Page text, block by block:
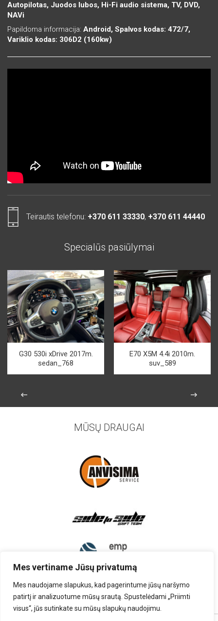
Mes vertiname Jūsų privatumą
Mes naudojame slapukus, kad pagerintume jūsų naršymo
patirtį ir analizuotume mūsų srautą. Spustelėdami „Priimti
visus“, jūs sutinkate su mūsų slapukų naudojimu.
Autopilotas, Juodos lubos, Hi-Fi audio sistema, TV, DVD,
NAVi
Papildoma informacija: Android, Spalvos kodas: 472/7,
Variklio kodas: 306D2 (160kw)
Teirautis telefonu: +370 611 33330, +370 611 44440
Specialūs pasiūlymai
G30 530i xDrive 2017m.
sedan_768
E70 X5M 4.4i 2010m.
suv_589
MŪSŲ DRAUGAI